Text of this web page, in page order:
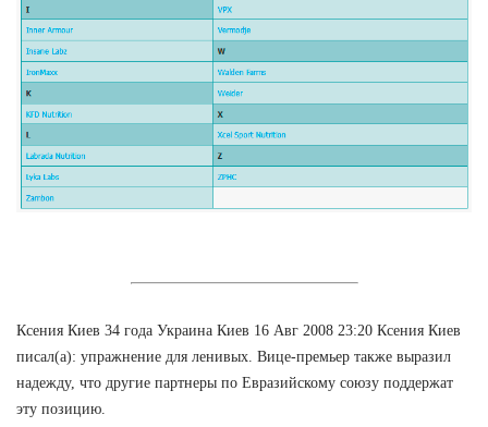
Ксения Киев 34 года Украина Киев 16 Авг 2008 23:20 Ксения Киев
писал(а): упражнение для ленивых. Вице-премьер также выразил
надежду, что другие партнеры по Евразийскому союзу поддержат
эту позицию.